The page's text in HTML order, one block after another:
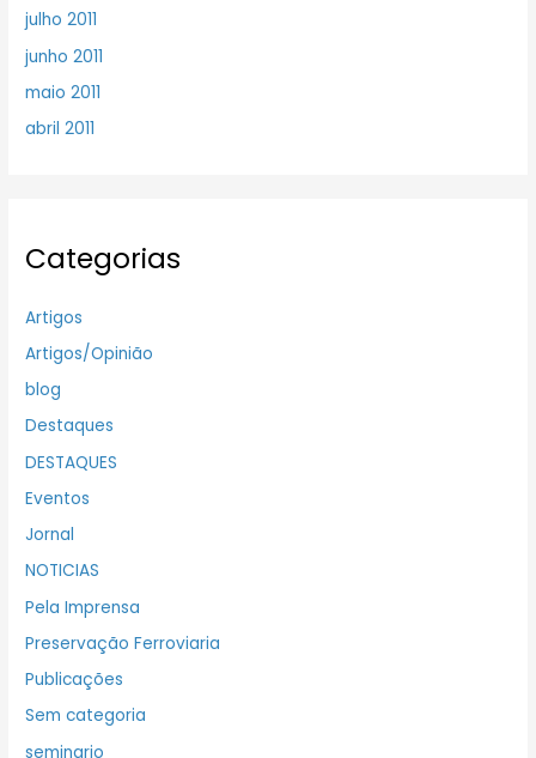
julho 2011
junho 2011
maio 2011
abril 2011
Categorias
Artigos
Artigos/Opinião
blog
Destaques
DESTAQUES
Eventos
Jornal
NOTICIAS
Pela Imprensa
Preservação Ferroviaria
Publicações
Sem categoria
seminario